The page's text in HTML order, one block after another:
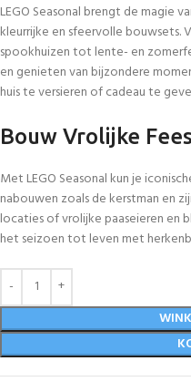
LEGO Seasonal brengt de magie
kleurrijke en sfeervolle bouwsets.
spookhuizen tot lente- en
en genieten van bijzondere
huis te versieren of cadeau te
Bouw Vrolijke
Met LEGO Seasonal kun je
nabouwen zoals de kerstman en
locaties of vrolijke paaseieren en
het seizoen tot leven met